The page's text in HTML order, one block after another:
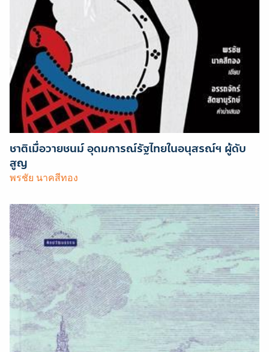
ชาติเมื่อวายชนม์ อุดมการณ์รัฐไทยในอนุสรณ์ฯ ผู้ดับ
สูญ
พรชัย นาคสีทอง